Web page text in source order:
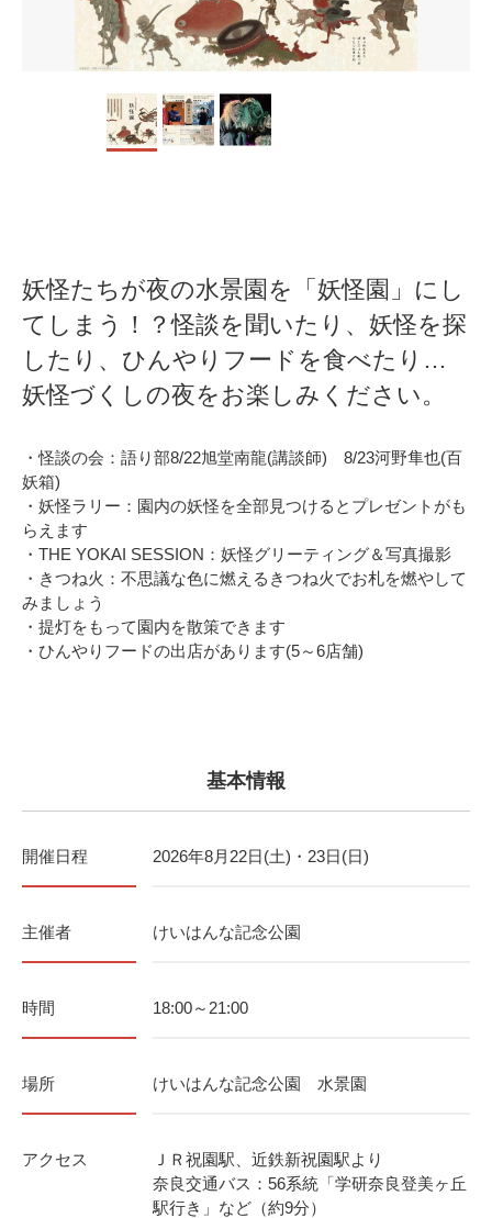
妖怪たちが夜の水景園を「妖怪園」にし
てしまう！？怪談を聞いたり、妖怪を探
したり、ひんやりフードを食べたり…
妖怪づくしの夜をお楽しみください。
・怪談の会：語り部8/22旭堂南龍(講談師) 8/23河野隼也(百
妖箱)
・妖怪ラリー：園内の妖怪を全部見つけるとプレゼントがも
らえます
・THE YOKAI SESSION：妖怪グリーティング＆写真撮影
・きつね火：不思議な色に燃えるきつね火でお札を燃やして
みましょう
・提灯をもって園内を散策できます
・ひんやりフードの出店があります(5～6店舗)
基本情報
開催日程 2026年8月22日(土)・23日(日)
主催者 けいはんな記念公園
時間 18:00～21:00
場所 けいはんな記念公園 水景園
アクセス
ＪＲ祝園駅、近鉄新祝園駅より
奈良交通バス：56系統「学研奈良登美ヶ丘
駅行き」など（約9分）